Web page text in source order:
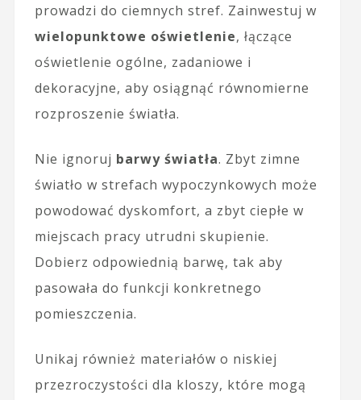
prowadzi do ciemnych stref. Zainwestuj w
wielopunktowe oświetlenie, łączące
oświetlenie ogólne, zadaniowe i
dekoracyjne, aby osiągnąć równomierne
rozproszenie światła.
Nie ignoruj barwy światła. Zbyt zimne
światło w strefach wypoczynkowych może
powodować dyskomfort, a zbyt ciepłe w
miejscach pracy utrudni skupienie.
Dobierz odpowiednią barwę, tak aby
pasowała do funkcji konkretnego
pomieszczenia.
Unikaj również materiałów o niskiej
przezroczystości dla kloszy, które mogą